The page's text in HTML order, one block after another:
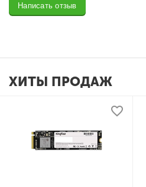
Написать отзыв
ХИТЫ ПРОДАЖ